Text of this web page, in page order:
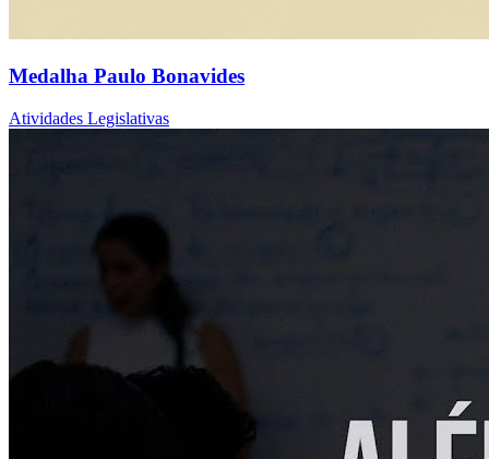
Medalha Paulo Bonavides
Atividades Legislativas